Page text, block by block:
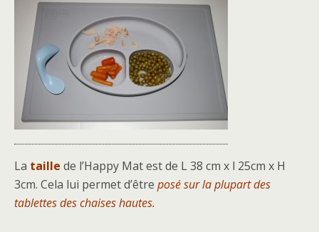
La taille de l’Happy Mat est de L 38 cm x l 25cm x H
3cm. Cela lui permet d’être posé sur la plupart des
tablettes des chaises hautes.